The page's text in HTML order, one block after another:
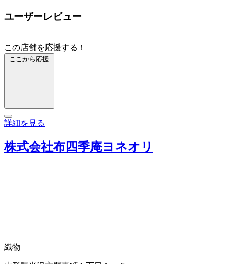
ユーザーレビュー
この店舗を応援する！
ここから応援
詳細を見る
株式会社布四季庵ヨネオリ
織物